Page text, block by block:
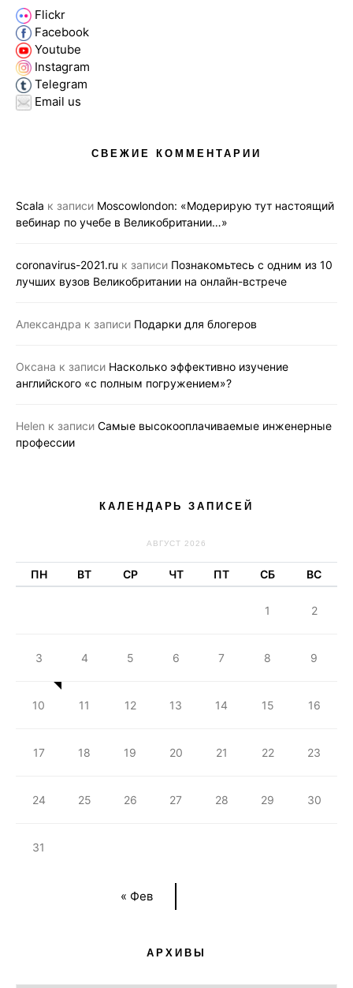
Flickr
Facebook
Youtube
Instagram
Telegram
Email us
СВЕЖИЕ КОММЕНТАРИИ
Scala к записи Moscowlondon: «Модерирую тут настоящий
вебинар по учебе в Великобритании…»
coronavirus-2021.ru к записи Познакомьтесь с одним из 10
лучших вузов Великобритании на онлайн-встрече
Александра к записи Подарки для блогеров
Оксана к записи Насколько эффективно изучение
английского «с полным погружением»?
Helen к записи Самые высокооплачиваемые инженерные
профессии
КАЛЕНДАРЬ ЗАПИСЕЙ
АВГУСТ 2026
ПН ВТ СР ЧТ ПТ СБ ВС
« Фев
1 2
3 4 5 6 7 8 9
10 11 12 13 14 15 16
17 18 19 20 21 22 23
24 25 26 27 28 29 30
31
АРХИВЫ